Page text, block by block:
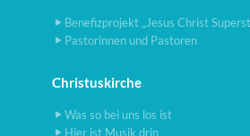
Benefizprojekt „Jesus Christ
Pastorinnen und Pastoren
Christuskirche
Was so bei uns los ist
Hier ist Musik drin